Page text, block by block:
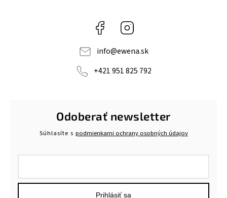
Facebook
info@ewena.sk
+421 951 825 792
Odoberať newsletter
Súhlasíte s podmienkami ochrany osobných údajov
Prihlásiť sa